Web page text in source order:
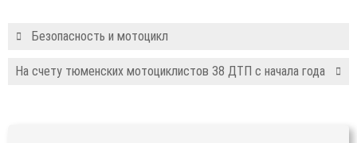
Безопасность и мотоцикл
На счету тюменских мотоциклистов 38 ДТП с начала года